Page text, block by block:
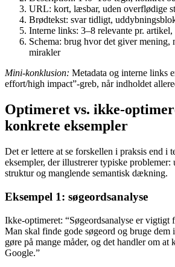
URL: kort, læsbar, uden overflødige
Brødtekst: svar tidligt,
Interne links: 3–8 relevante pr.
Schema: brug hvor det giver mening,
mirakler
Mini-konklusion: Metadata og interne links
effort/high impact”-greb, når indholdet
Optimeret vs. ikke-
konkrete eksempler
Det er lettere at se forskellen i praksis end i
eksempler, der illustrerer typiske problemer:
struktur og manglende semantisk dækning.
Eksempel 1: søgeordsanalyse
Ikke-optimeret: “Søgeordsanalyse er vigtigt
Man skal finde gode søgeord og bruge dem
gøre på mange måder, og det handler om at
Google.”